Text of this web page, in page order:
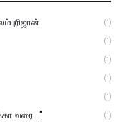
(1)
(1)
(1)
(1)
(1)
வரை..." (1)